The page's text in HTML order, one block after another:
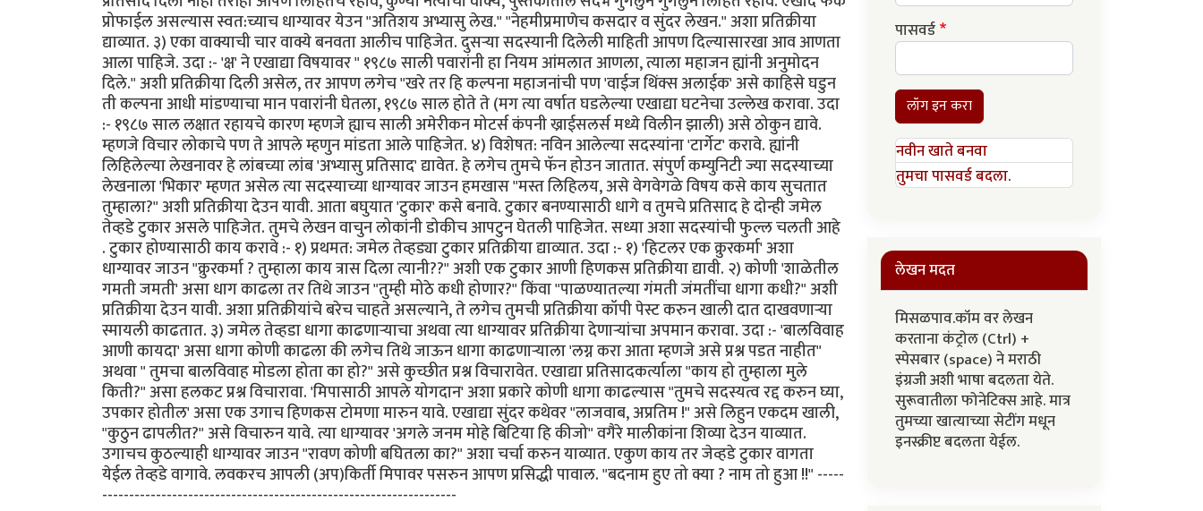
प्रोफाईल असल्यास स्वत:च्याच धाग्यावर येउन "अतिशय अभ्यासु लेख." "नेहमीप्रमाणेच कसदार व सुंदर लेखन." अशा प्रतिक्रीया
द्याव्यात. ३) एका वाक्याची चार वाक्ये बनवता आलीच पाहिजेत. दुसर्‍या सदस्यानी दिलेली माहिती आपण दिल्यासारखा आव आणता
आला पाहिजे. उदा :- 'क्ष' ने एखाद्या विषयावर " १९८७ साली पवारांनी हा नियम आंमलात आणला, त्याला महाजन ह्यांनी अनुमोदन
दिले." अशी प्रतिक्रीया दिली असेल, तर आपण लगेच "खरे तर हि कल्पना महाजनांची पण 'वाईज थिंक्स अलाईक' असे काहिसे घडुन
ती कल्पना आधी मांडण्याचा मान पवारांनी घेतला, १९८७ साल होते ते (मग त्या वर्षात घडलेल्या एखाद्या घटनेचा उल्लेख करावा. उदा
:- १९८७ साल लक्षात रहायचे कारण म्हणजे ह्याच साली अमेरीकन मोटर्स कंपनी ख्राईसलर्स मध्ये विलीन झाली) असे ठोकुन द्यावे.
म्हणजे विचार लोकाचे पण ते आपले म्हणुन मांडता आले पाहिजेत. ४) विशेषत: नविन आलेल्या सदस्यांना 'टार्गेट' करावे. ह्यांनी
लिहिलेल्या लेखनावर हे लांबच्या लांब 'अभ्यासु प्रतिसाद' द्यावेत. हे लगेच तुमचे फॅन होउन जातात. संपुर्ण कम्युनिटी ज्या सदस्याच्या
लेखनाला 'भिकार' म्हणत असेल त्या सदस्याच्या धाग्यावर जाउन हमखास "मस्त लिहिलय, असे वेगवेगळे विषय कसे काय सुचतात
तुम्हाला?" अशी प्रतिक्रीया देउन यावी. आता बघुयात 'टुकार' कसे बनावे. टुकार बनण्यासाठी धागे व तुमचे प्रतिसाद हे दोन्ही जमेल
तेव्हडे टुकार असले पाहिजेत. तुमचे लेखन वाचुन लोकांनी डोकीच आपटुन घेतली पाहिजेत. सध्या अशा सदस्यांची फुल्ल चलती आहे
. टुकार होण्यासाठी काय करावे :- १) प्रथमत: जमेल तेव्हड्या टुकार प्रतिक्रीया द्याव्यात. उदा :- १) 'हिटलर एक क्रुरकर्मा' अशा
धाग्यावर जाउन "क्रुरकर्मा ? तुम्हाला काय त्रास दिला त्यानी??" अशी एक टुकार आणी हिणकस प्रतिक्रीया द्यावी. २) कोणी 'शाळेतील
गमती जमती' असा धाग काढला तर तिथे जाउन "तुम्ही मोठे कधी होणार?" किंवा "पाळण्यातल्या गंमती जंमतींचा धागा कधी?" अशी
प्रतिक्रीया देउन यावी. अशा प्रतिक्रीयांचे बरेच चाहते असल्याने, ते लगेच तुमची प्रतिक्रीया कॉपी पेस्ट करुन खाली दात दाखवणार्‍या
स्मायली काढतात. ३) जमेल तेव्हडा धागा काढणार्‍याचा अथवा त्या धाग्यावर प्रतिक्रीया देणार्‍यांचा अपमान करावा. उदा :- 'बालविवाह
आणी कायदा' असा धागा कोणी काढला की लगेच तिथे जाऊन धागा काढणार्‍याला 'लग्न करा आता म्हणजे असे प्रश्न पडत नाहीत"
अथवा " तुमचा बालविवाह मोडला होता का हो?" असे कुच्छीत प्रश्न विचारावेत. एखाद्या प्रतिसादकर्त्याला "काय हो तुम्हाला मुले
किती?" असा हलकट प्रश्न विचारावा. 'मिपासाठी आपले योगदान' अशा प्रकारे कोणी धागा काढल्यास "तुमचे सदस्यत्व रद्द करुन घ्या,
उपकार होतील' असा एक उगाच हिणकस टोमणा मारुन यावे. एखाद्या सुंदर कथेवर "लाजवाब, अप्रतिम !" असे लिहुन एकदम खाली,
"कुठुन ढापलीत?" असे विचारुन यावे. त्या धाग्यावर 'अगले जनम मोहे बिटिया हि कीजो" वगैरे मालीकांना शिव्या देउन याव्यात.
उगाचच कुठल्याही धाग्यावर जाउन "रावण कोणी बघितला का?" अशा चर्चा करुन याव्यात. एकुण काय तर जेव्हडे टुकार वागता
येईल तेव्हडे वागावे. लवकरच आपली (अप)किर्ती मिपावर पसरुन आपण प्रसिद्धी पावाल. "बदनाम हुए तो क्या ? नाम तो हुआ !!" -----
------------------------------------------------------------------
पासवर्ड
लॉग इन करा
नवीन खाते बनवा
तुमचा पासवर्ड बदला.
लेखन मदत
मिसळपाव.कॉम वर लेखन
करताना कंट्रोल (Ctrl) +
स्पेसबार (space) ने मराठी
इंग्रजी अशी भाषा बदलता येते.
सुरूवातीला फोनेटिक्स आहे. मात्र
तुमच्या खात्याच्या सेटींग मधून
इनस्क्रीप्ट बदलता येईल.